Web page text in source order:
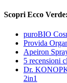
Scopri Ecco Verde:
puroBIO
Provida
Apeiron
5 recensioni
Dr.
2in1